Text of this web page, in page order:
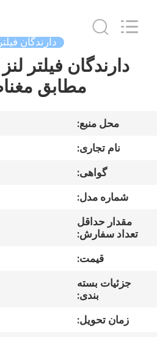
صفحه
محصولات
کنترل
Technology
دارندگان
مطابق
محل منبع:
نام تجاری:
گواهی:
شماره مدل:
مقدار حداقل
تعداد سفارش:
قیمت:
جزئیات بسته
بندی:
زمان تحویل: